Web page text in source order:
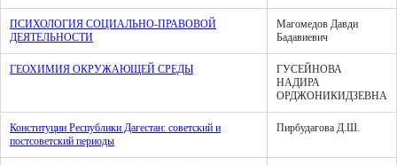
ПСИХОЛОГИЯ СОЦИАЛЬНО-ПРАВОВОЙ
ДЕЯТЕЛЬНОСТИ
Магомедов Давди
Бадавиевич
ГЕОХИМИЯ ОКРУЖАЮЩЕЙ СРЕДЫ
ГУСЕЙНОВА
НАДИРА
ОРДЖОНИКИДЗЕВНА
Конституции Республики Дагестан: советский и
постсоветский периоды
Пирбудагова Д.Ш.